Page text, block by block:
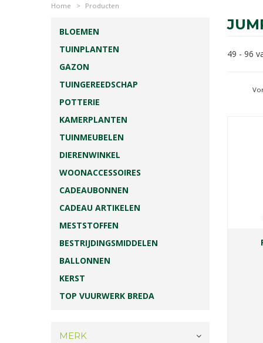
Home > Producten
49 - 96
BLOEMEN
TUINPLANTEN
GAZON
TUINGEREEDSCHAP
POTTERIE
KAMERPLANTEN
TUINMEUBELEN
DIERENWINKEL
WOONACCESSOIRES
CADEAUBONNEN
CADEAU ARTIKELEN
MESTSTOFFEN
BESTRIJDINGSMIDDELEN
BALLONNEN
KERST
TOP VUURWERK BREDA
MERK